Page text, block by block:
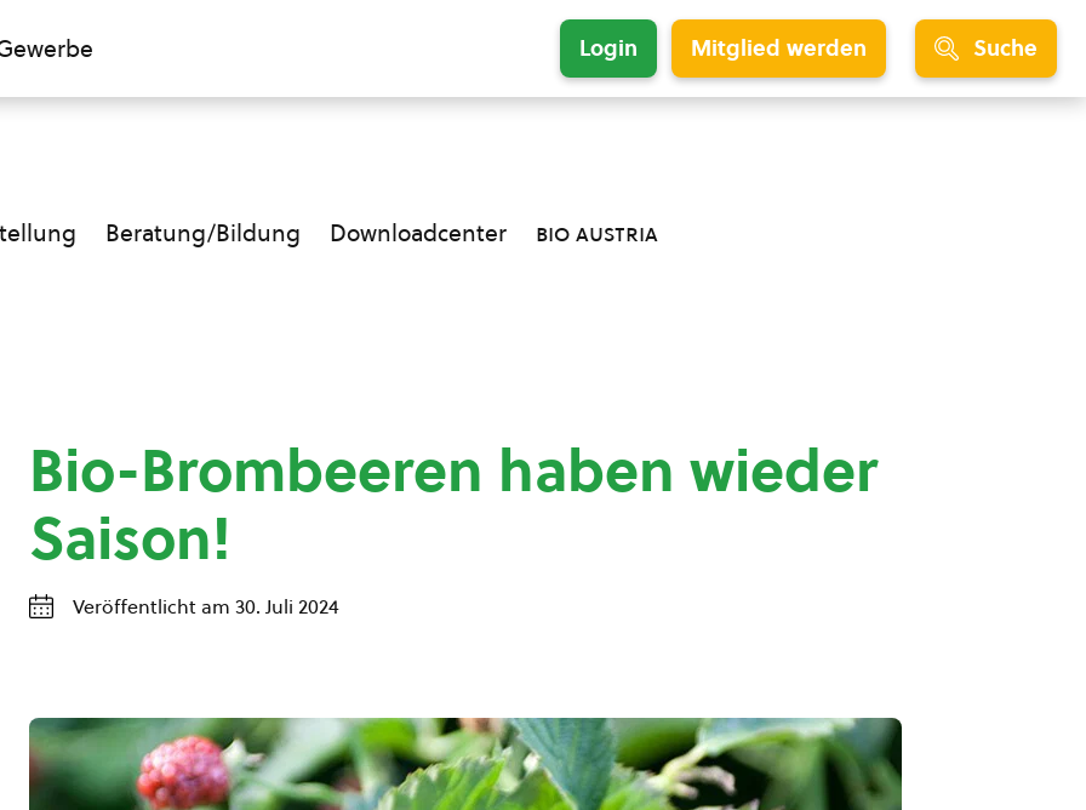
Login Mitglied werden Suche
Beratung/Bildung Downloadcenter bio austria
Bio-Brombeeren haben wieder
Saison!
Veröffentlicht am 30. Juli 2024